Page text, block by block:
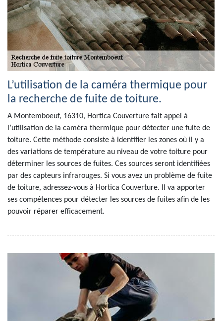
L’utilisation de la caméra thermique pour
la recherche de fuite de toiture.
A Montemboeuf, 16310, Hortica Couverture fait appel à
l’utilisation de la caméra thermique pour détecter une fuite de
toiture. Cette méthode consiste à identifier les zones où il y a
des variations de température au niveau de votre toiture pour
déterminer les sources de fuites. Ces sources seront identifiées
par des capteurs infrarouges. Si vous avez un problème de fuite
de toiture, adressez-vous à Hortica Couverture. Il va apporter
ses compétences pour détecter les sources de fuites afin de les
pouvoir réparer efficacement.